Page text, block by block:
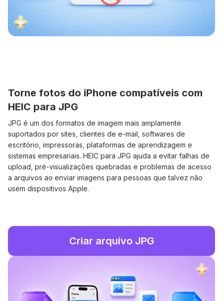
Torne fotos do iPhone compatíveis com
HEIC para JPG
JPG é um dos formatos de imagem mais amplamente
suportados por sites, clientes de e-mail, softwares de
escritório, impressoras, plataformas de aprendizagem e
sistemas empresariais. HEIC para JPG ajuda a evitar falhas de
upload, pré-visualizações quebradas e problemas de acesso
a arquivos ao enviar imagens para pessoas que talvez não
usem dispositivos Apple.
Criar arquivo JPG